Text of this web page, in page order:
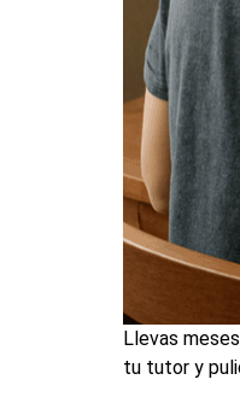
Llevas
tu tutor y